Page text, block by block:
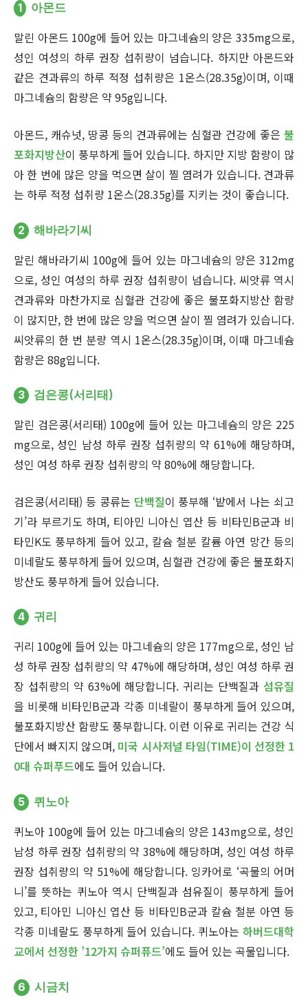
1 아몬드
말린 아몬드 100g에 들어 있는 마그네슘의 양은 335mg으로,
성인 여성의 하루 권장 섭취량이 넘습니다. 하지만 아몬드와
같은 견과류의 하루 적정 섭취량은 1온스(28.35g)이며, 이때
마그네슘의 함량은 약 95g입니다.
아몬드, 캐슈넛, 땅콩 등의 견과류에는 심혈관 건강에 좋은 불
포화지방산이 풍부하게 들어 있습니다. 하지만 지방 함량이 많
아 한 번에 많은 양을 먹으면 살이 찔 염려가 있습니다. 견과류
는 하루 적정 섭취량 1온스(28.35g)를 지키는 것이 좋습니다.
2 해바라기씨
말린 해바라기씨 100g에 들어 있는 마그네슘의 양은 312mg
으로, 성인 여성의 하루 권장 섭취량이 넘습니다. 씨앗류 역시
견과류와 마찬가지로 심혈관 건강에 좋은 불포화지방산 함량
이 많지만, 한 번에 많은 양을 먹으면 살이 찔 염려가 있습니다.
씨앗류의 한 번 분량 역시 1온스(28.35g)이며, 이때 마그네슘
함량은 88g입니다.
3 검은콩(서리태)
말린 검은콩(서리태) 100g에 들어 있는 마그네슘의 양은 225
mg으로, 성인 남성 하루 권장 섭취량의 약 61%에 해당하며,
성인 여성 하루 권장 섭취량의 약 80%에 해당합니다.
검은콩(서리태) 등 콩류는 단백질이 풍부해 ‘밭에서 나는 쇠고
기’라 부르기도 하며, 티아민 니아신 엽산 등 비타민B군과 비
타민K도 풍부하게 들어 있고, 칼슘 철분 칼륨 아연 망간 등의
미네랄도 풍부하게 들어 있으며, 심혈관 건강에 좋은 불포화지
방산도 풍부하게 들어 있습니다.
4 귀리
귀리 100g에 들어 있는 마그네슘의 양은 177mg으로, 성인 남
성 하루 권장 섭취량의 약 47%에 해당하며, 성인 여성 하루 권
장 섭취량의 약 63%에 해당합니다. 귀리는 단백질과 섬유질
을 비롯해 비타민B군과 각종 미네랄이 풍부하게 들어 있으며,
불포화지방산 함량도 풍부합니다. 이런 이유로 귀리는 건강 식
단에서 빠지지 않으며, 미국 시사저널 타임(TIME)이 선정한 1
0대 슈퍼푸드에도 들어 있습니다.
5 퀴노아
퀴노아 100g에 들어 있는 마그네슘의 양은 143mg으로, 성인
남성 하루 권장 섭취량의 약 38%에 해당하며, 성인 여성 하루
권장 섭취량의 약 51%에 해당합니다. 잉카어로 ‘곡물의 어머
니’를 뜻하는 퀴노아 역시 단백질과 섬유질이 풍부하게 들어
있고, 티아민 니아신 엽산 등 비타민B군과 칼슘 철분 아연 등
각종 미네랄도 풍부하게 들어 있습니다. 퀴노아는 하버드대학
교에서 선정한 ’12가지 슈퍼퓨드’에도 들어 있는 곡물입니다.
6 시금치